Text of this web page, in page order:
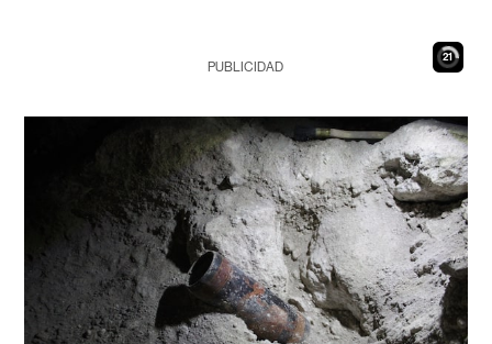
19
PUBLICIDAD